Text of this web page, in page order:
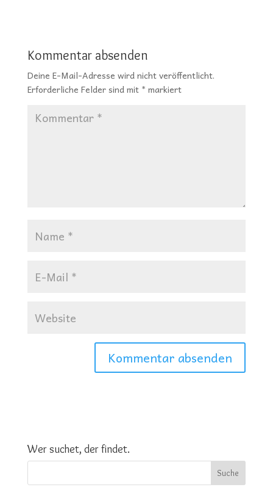
Kommentar absenden
Deine E-Mail-Adresse wird nicht veröffentlicht.
Erforderliche Felder sind mit * markiert
Wer suchet, der findet.